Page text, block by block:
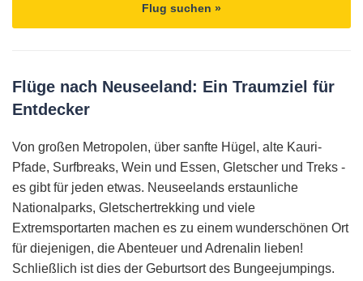
Flug suchen »
Flüge nach Neuseeland: Ein Traumziel für
Entdecker
Von großen Metropolen, über sanfte Hügel, alte Kauri-
Pfade, Surfbreaks, Wein und Essen, Gletscher und Treks -
es gibt für jeden etwas. Neuseelands erstaunliche
Nationalparks, Gletschertrekking und viele
Extremsportarten machen es zu einem wunderschönen Ort
für diejenigen, die Abenteuer und Adrenalin lieben!
Schließlich ist dies der Geburtsort des Bungeejumpings.